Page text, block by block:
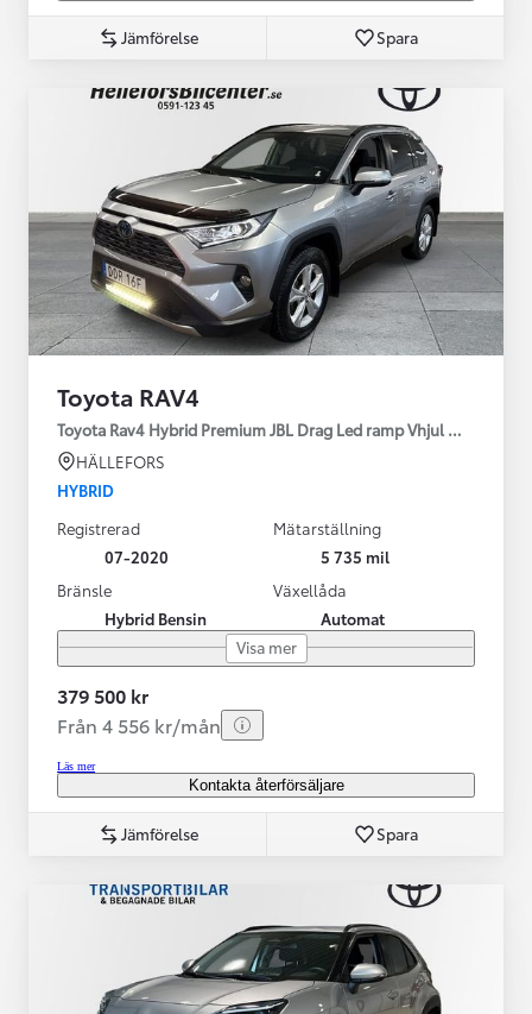
Jämförelse Spara
Toyota RAV4
Toyota Rav4 Hybrid Premium JBL Drag Led ramp Vhjul motorv
HÄLLEFORS
HYBRID
Registrerad
07-2020
Mätarställning
5 735 mil
Bränsle
Hybrid Bensin
Växellåda
Automat
Visa mer
379 500 kr
Från 4 556 kr/mån
Läs mer
Kontakta återförsäljare
Jämförelse Spara